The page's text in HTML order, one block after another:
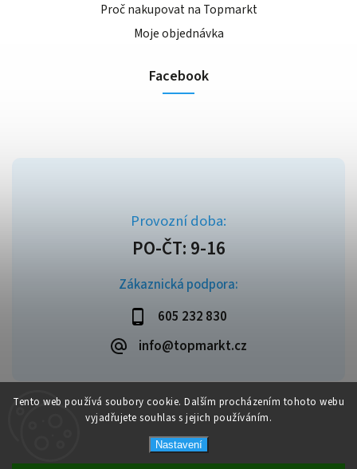
Tento web používá soubory cookie. Dalším procházením tohoto webu
vyjadřujete souhlas s jejich používáním.
Nastavení
Zákaznická podpora:
605 232 830
info@topmarkt.cz
Proč nakupovat na Topmarkt
Moje objednávka
Facebook
Copyright 2026 Topmarkt.cz. Všechna práva vyhrazena.
VytvořilShoptet| Design